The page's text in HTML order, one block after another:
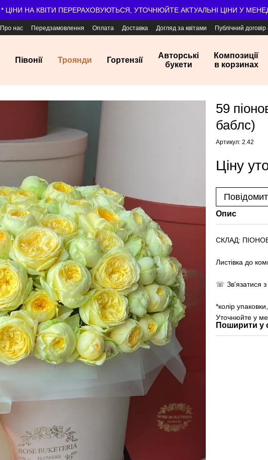
* ЦІНИ НА КВІТИ ПЕРЕРАХОВУЮТЬСЯ, УТОЧНЮЙТЕ АКТУАЛЬНІ ЦІНИ У
Про нас Передзамовлення Оплата Доставка Догляд за квітами Публічний
Півонії Троянди Гортензії
Авторські
букети
Композиції
в корзинах
59
баблс)
Артикул: 2.42
Ціну
Опис
СКЛАД:
Листівка до
☏ Зв'язатися
*колір
Уточнюйте у
Поширити у